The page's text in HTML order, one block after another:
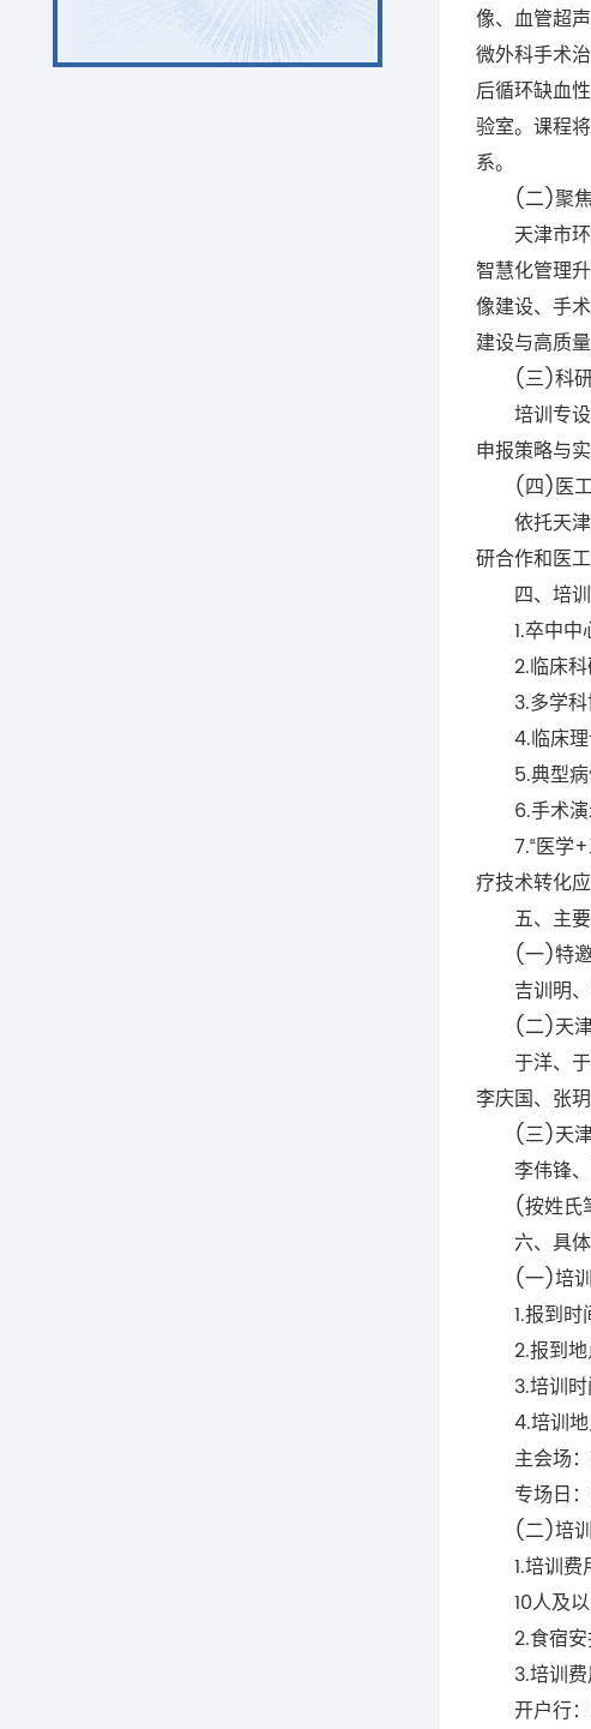
像、血管超
微外科手术
后循环缺血
验室。课程
系。
(二)聚焦
天津市环
智慧化管理
像建设、手
建设与高质
(三)科研思
培训专设
申报策略与
(四)医工
依托天津
研合作和医
四、培训
1.卒中中
2.临床科
3.多学科
4.临床理
5.典型病
6.手术演
7.“医学+
疗技术转化应
五、主要
(一)特邀
吉训明、
(二)天津
于洋、于
李庆国、张
(三)天津
李伟锋、
(按姓氏
六、具体
(一)培训
1.报到时
2.报到地
3.培训时
4.培训地
主会场：
专场日：
(二)培训
1.培训费
10人及以
2.食宿安
3.培训费
开户行：